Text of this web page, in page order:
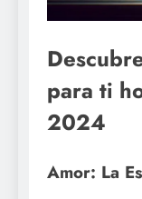
para ti
2024
Amor: La